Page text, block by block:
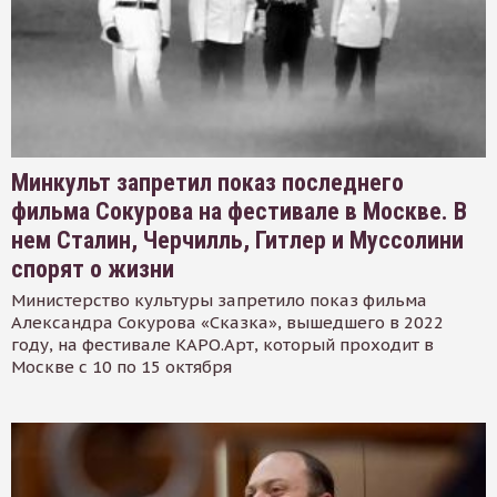
Минкульт запретил показ последнего
фильма Сокурова на фестивале в Москве. В
нем Сталин, Черчилль, Гитлер и Муссолини
спорят о жизни
Министерство культуры запретило показ фильма
Александра Сокурова «Сказка», вышедшего в 2022
году, на фестивале КАРО.Арт, который проходит в
Москве с 10 по 15 октября